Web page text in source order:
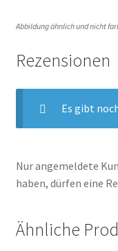
Abbildung ähnlich und nicht
Rezensionen
Es gibt
Nur angemeldete
haben, dürfen eine
Ähnliche